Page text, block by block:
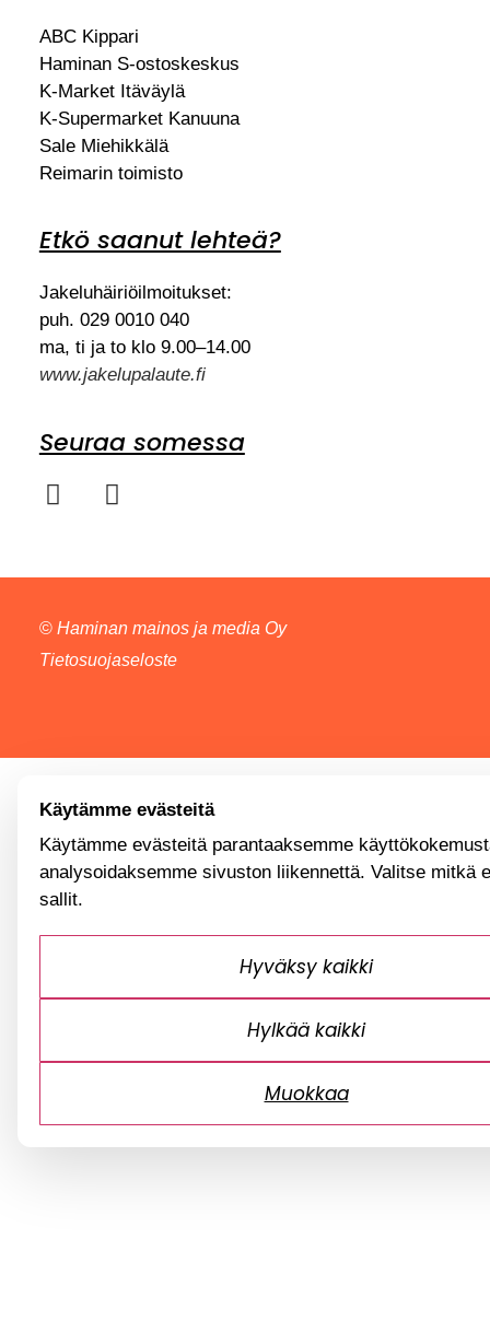
ABC Kippari
Haminan S-ostoskeskus
K-Market Itäväylä
K-Supermarket Kanuuna
Sale Miehikkälä
Reimarin toimisto
Etkö saanut lehteä?
Jakeluhäiriöilmoitukset:
puh. 029 0010 040
ma, ti ja to klo 9.00–14.00
www.jakelupalaute.fi
Seuraa somessa
© Haminan mainos ja media Oy
Tietosuojaseloste
Käytämme evästeitä
Käytämme evästeitä parantaaksemme
analysoidaksemme sivuston liikennettä. Valitse mitkä
sallit.
Hyväksy kaikki
Hylkää kaikki
Muokkaa